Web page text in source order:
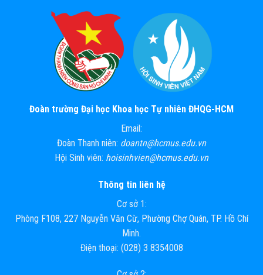
Đoàn trường Đại học Khoa học Tự nhiên ĐHQG-HCM
Email:
Đoàn Thanh niên: doantn@hcmus.edu.vn
Hội Sinh viên: hoisinhvien@hcmus.edu.vn
Thông tin liên hệ
Cơ sở 1:
Phòng F108, 227 Nguyễn Văn Cừ, Phường Chợ Quán, TP. Hồ Chí
Minh.
Điện thoại: (028) 3 8354008